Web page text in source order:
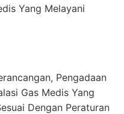
Yang Melayani
Pengadaan
Gas Medis Yang
Dengan Peraturan